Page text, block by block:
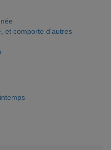
et comporte d'autres